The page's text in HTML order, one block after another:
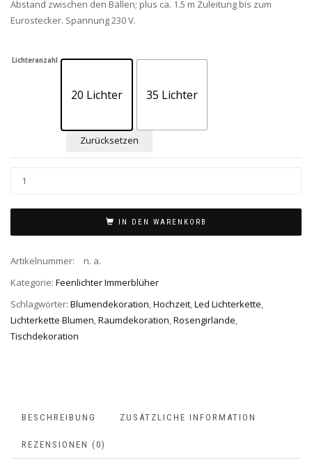
Abstand zwischen den Bällen; plus ca. 1.5 m Zuleitung bis zum
Eurostecker. Spannung 230 V.
Lichteranzahl
20 Lichter 35 Lichter
Zurücksetzen
IN DEN WARENKORB
Artikelnummer:
n. a.
Kategorie: Feenlichter Immerblüher
Schlagwörter: Blumendekoration,Hochzeit,Led Lichterkette,
Lichterkette Blumen,Raumdekoration,Rosengirlande,
Tischdekoration
BESCHREIBUNG ZUSÄTZLICHE INFORMATION
REZENSIONEN (0)